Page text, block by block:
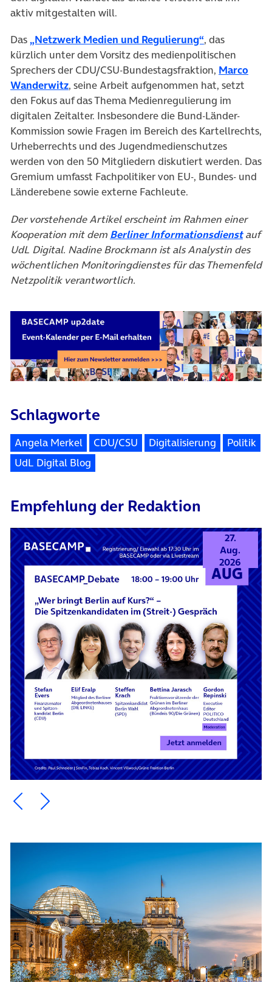
aktiv mitgestalten will.
Das„Netzwerk Medien und Regulierung“, das
kürzlich unter dem Vorsitz des medienpolitischen
Sprechers der CDU/CSU-Bundestagsfraktion, Marco
Wanderwitz, seine Arbeit aufgenommen hat, setzt
den Fokus auf das Thema Medienregulierung im
digitalen Zeitalter. Insbesondere die Bund-Länder-
Kommission sowie Fragen im Bereich des Kartellrechts,
Urheberrechts und des Jugendmedienschutzes
werden von den 50 Mitgliedern diskutiert werden. Das
Gremium umfasst Fachpolitiker von EU-, Bundes- und
Länderebene sowie externe Fachleute.
Der vorstehende Artikel erscheint im Rahmen einer
Kooperation mit dem Berliner Informationsdienstauf
UdL Digital. Nadine Brockmann ist als Analystin des
wöchentlichen Monitoringdienstes für das Themenfeld
Netzpolitik verantwortlich.
Schlagworte
Angela Merkel CDU/CSU Digitalisierung
Politik
UdL Digital Blog
Empfehlung der Redaktion
27.
Aug.
2026
Ein Element zurück blättern
Ein Element weiter blättern